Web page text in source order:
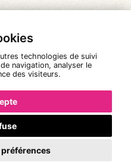
technologies de suivi
navigation, analyser le
des visiteurs.
Le Baiser Salé